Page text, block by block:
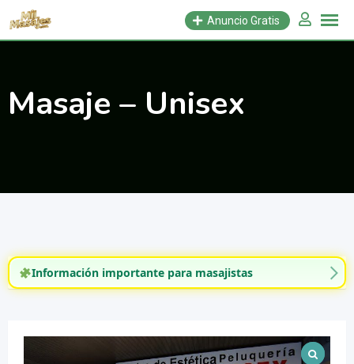
Saltar
Anuncio Gratis
Masaje – Unisex
Información importante para masajistas